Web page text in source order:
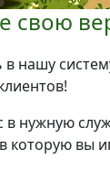
свою
нашу
в нужную
которую вы